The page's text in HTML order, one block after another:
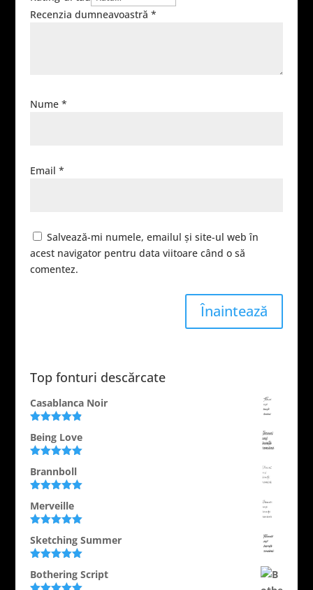
Recenzia dumneavoastră *
Nume *
Email *
Salvează-mi numele, emailul și site-ul web în
acest navigator pentru data viitoare când o să
comentez.
Înaintează
Top fonturi descărcate
Casablanca Noir
4.89din 5
Being Love
5.00din 5
Brannboll
5.00din 5
Merveille
5.00din 5
Sketching Summer
5.00din 5
Bothering Script